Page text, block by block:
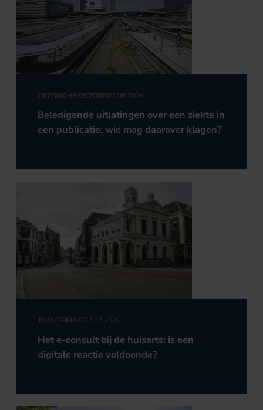
GEZONDHEIDSZORG07.08.2026
Beledigende uitlatingen over een ziekte in
een publicatie: wie mag daarover klagen?
TUCHTRECHT27.07.2026
Het e-consult bij de huisarts: is een
digitale reactie voldoende?